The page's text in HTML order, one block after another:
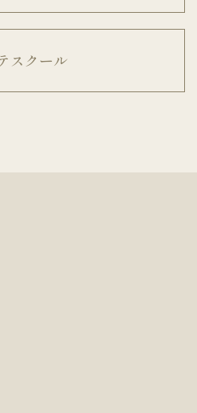
スクール